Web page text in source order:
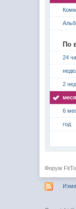
По
24
2
6
год
Форум